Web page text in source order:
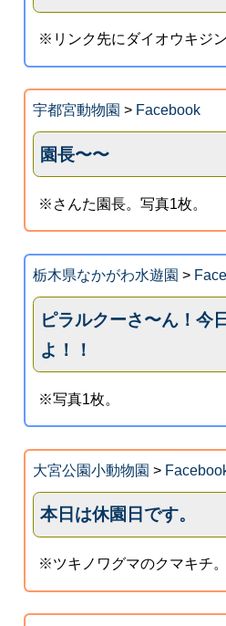
※リンク先にダイオウキジ
宇都宮動物園 > Facebook
園長〜〜
※さんた園長。写真1枚。
栃木県なかがわ水遊園 >
ピラルクーさ〜ん！今
よ！！
※写真1枚。
大宮公園小動物園 >
本日は休園日です。
※ツキノワグマのクマキチ。